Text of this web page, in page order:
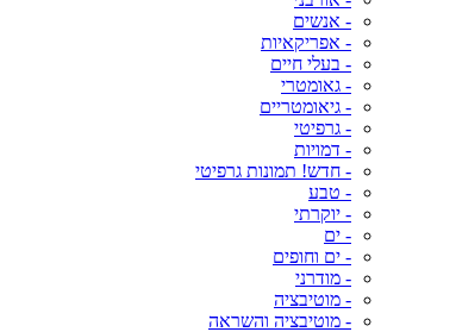
- אנשים
- אפריקאיות
- בעלי חיים
- גאומטרי
- גיאומטריים
- גרפיטי
- דמויות
- חדש! תמונות גרפיטי
- טבע
- יוקרתי
- ים
- ים וחופים
- מודרני
- מוטיבציה
- מוטיבציה והשראה